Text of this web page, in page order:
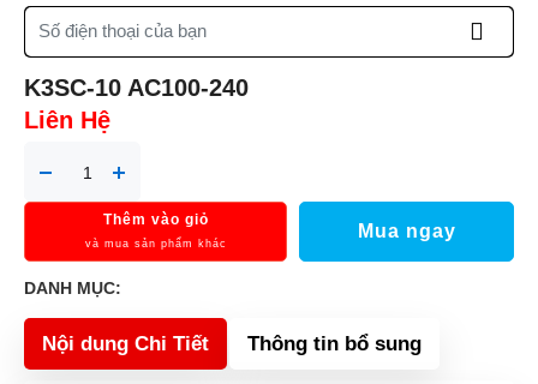
K3SC-10 AC100-240
Liên Hệ
Thêm vào giỏ
và mua sản phẩm khác
Mua ngay
DANH MỤC:
Nội dung Chi Tiết Thông tin bổ sung